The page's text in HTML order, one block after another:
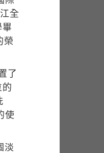
全
榮
了
使
淡